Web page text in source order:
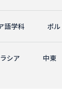
語学科 ポ
シア 中東